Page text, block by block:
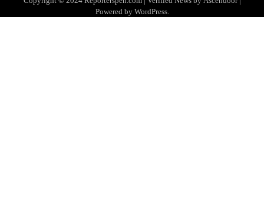
ବିଶ୍ୱବିଦ୍ୟାଳୟର ସଫଳତା, ଉତ୍କର୍ଷତା ଓ
ଅଗ୍ରଗତିର ସ୍ମୃତିଚାରଣ
Reporters Pen
Powered by WordPress.